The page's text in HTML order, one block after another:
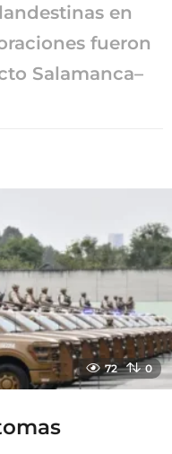
en
fueron
Salamanca–
72 0